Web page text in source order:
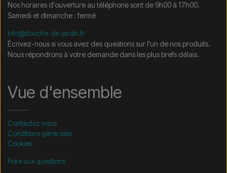
Nos horaires d'ouverture au téléphone sont de 9h00 à 17h00.
Samedi et dimanche : fermé
info@douche-de-jardin.fr
Écrivez-nous si vous avez des questions sur l'un de nos produits.
Nous répondrons à votre demande dans les plus brefs délais.
Vue d'ensemble
Contactez nous
Conditions générales
Cookies
Foire aux questions